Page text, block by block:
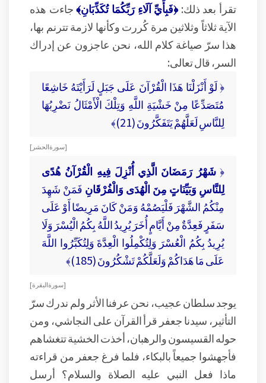
تقرأ بعد ذلك:﴿فَبِأَيِّ آلَاءِ رَبِّكُمَا تُكَذِّبَانِ﴾جاءت هذه
الآية ثلاثاً وثلاثين مرة كُررت وكأنها لازمة تترنم بها،
هذا سرّ صياغة كلام الله، نحن عاجزون عن إدراك
السر، قال تعالى:
﴿ لَوْ أَنْزَلْنَا هَذَا الْقُرْآنَ عَلَى جَبَلٍ لَرَأَيْتَهُ خَاشِعًا
مُتَصَدِّعًا مِنْ خَشْيَةِ اللَّهِ وَتِلْكَ الْأَمْثَالُ نَضْرِبُهَا
لِلنَّاسِ لَعَلَّهُمْ يَتَفَكَّرُونَ (21)﴾
[ سورة الحشر ]
﴿ شَهْرُ رَمَضَانَ الَّذِي أُنْزِلَ فِيهِ الْقُرْآنُ هُدًى
لِلنَّاسِ وَبَيِّنَاتٍ مِنَ الْهُدَى وَالْفُرْقَانِ فَمَنْ شَهِدَ
مِنْكُمُ الشَّهْرَ فَلْيَصُمْهُ وَمَنْ كَانَ مَرِيضًا أَوْ عَلَى
سَفَرٍ فَعِدَّةٌ مِنْ أَيَّامٍ أُخَرَ يُرِيدُ اللَّهُ بِكُمُ الْيُسْرَ وَلَا
يُرِيدُ بِكُمُ الْعُسْرَ وَلِتُكْمِلُوا الْعِدَّةَ وَلِتُكَبِّرُوا اللَّهَ
عَلَى مَا هَدَاكُمْ وَلَعَلَّكُمْ تَشْكُرُونَ (185)﴾
[ سورة البقرة ]
يوجد سلطان عجيب، نحن عرفنا الأثر ولم ندرك سرّ
التأثير، سيدنا جعفر قرأ القرآن على النجاشي، ومن
حوله القسيسون والرهبان، أخذت الخشية تتغشاهم
فأجهشوا جميعاً بالبكاء، فلما فرغ جعفر من قراءته
ماذا فعل النبي عليه الصلاة والسلام؟ أرسل